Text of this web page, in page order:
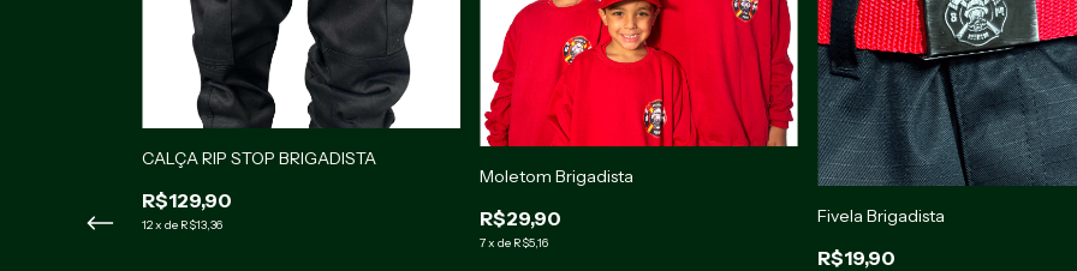
CALÇA RIP STOP BRIGADISTA
R$129,90
12x de R$13,36
Moletom Brigadista
R$29,90
7x de R$5,16
Fivela Brigadista
R$19,90